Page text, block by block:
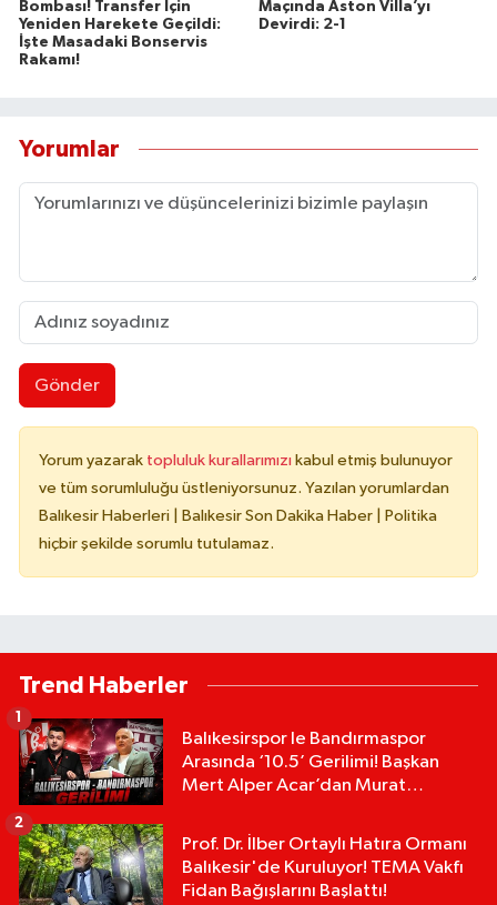
Bombası! Transfer İçin
Yeniden Harekete Geçildi:
İşte Masadaki Bonservis
Rakamı!
Maçında Aston Villa’yı
Devirdi: 2-1
Yorumlar
Gönder
Yorum yazarak topluluk kurallarımızı kabul etmiş bulunuyor
ve tüm sorumluluğu üstleniyorsunuz. Yazılan yorumlardan
Balıkesir Haberleri | Balıkesir Son Dakika Haber | Politika
hiçbir şekilde sorumlu tutulamaz.
Trend Haberler
Balıkesirspor le Bandırmaspor
Arasında ‘10.5’ Gerilimi! Başkan
Mert Alper Acar’dan Murat
Prof. Dr. İlber Ortaylı Hatıra Ormanı
Balıkesir'de Kuruluyor! TEMA Vakfı
Fidan Bağışlarını Başlattı!
2